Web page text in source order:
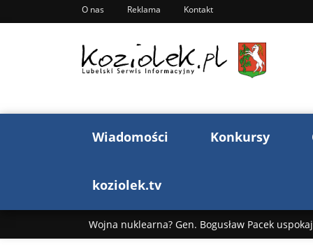
O nas Reklama Kontakt
Wiadomości Konkursy
koziolek.tv
Wojna nuklearna? Gen. Bogusław Pacek